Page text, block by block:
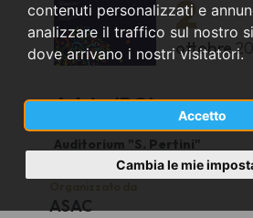
contenuti personalizzati e
analizzare il traffico sul nostro
dove arrivano i nostri visitatori.
Accetto
Cambia le mie
2
ottobre
Adria (RO)
Auditorium "S. Pertini"
ASAC